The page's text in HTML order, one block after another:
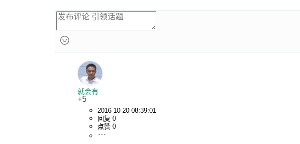
就会有
+5
2016-10-20 08:39:01
回复 0
点赞 0